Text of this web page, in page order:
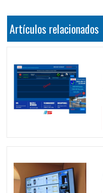
Artículos relacionados